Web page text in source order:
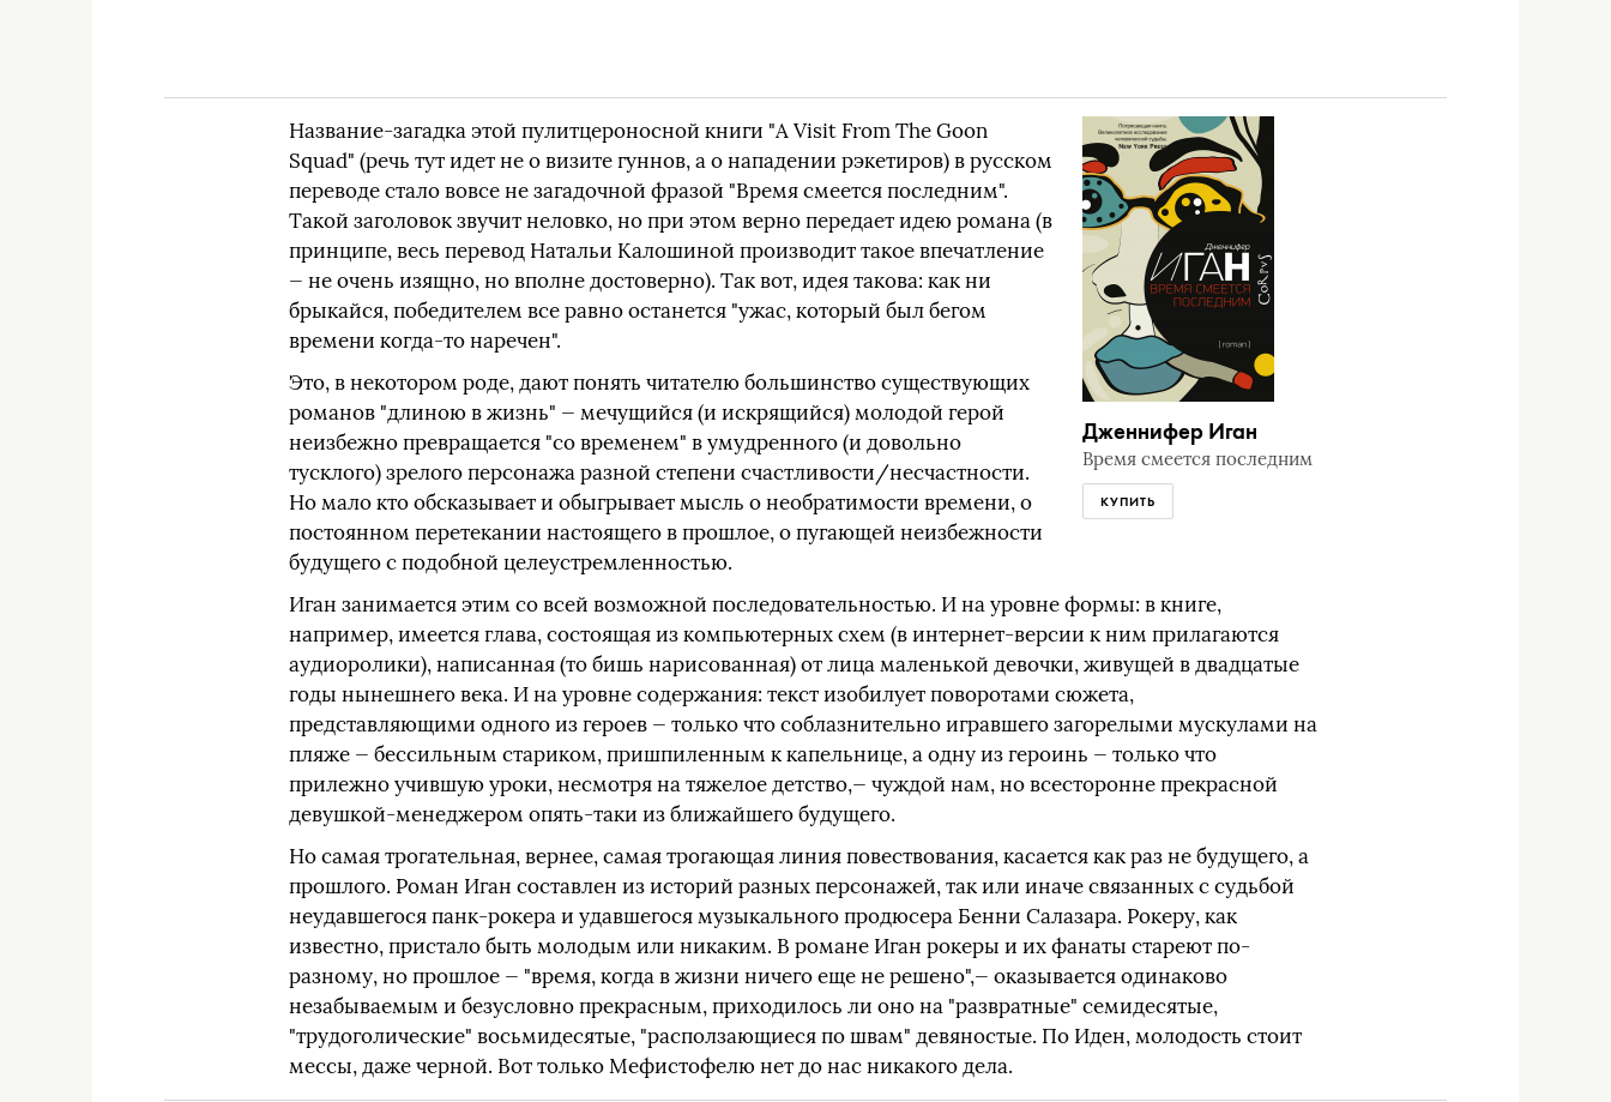
Дженнифер Иган
Время смеется последним
КУПИТЬ
Название-загадка этой пулитцероносной книги "А Visit From The Goon
Squad" (речь тут идет не о визите гуннов, а о нападении рэкетиров) в русском
переводе стало вовсе не загадочной фразой "Время смеется последним".
Такой заголовок звучит неловко, но при этом верно передает идею романа (в
принципе, весь перевод Натальи Калошиной производит такое впечатление
— не очень изящно, но вполне достоверно). Так вот, идея такова: как ни
брыкайся, победителем все равно останется "ужас, который был бегом
времени когда-то наречен".
Это, в некотором роде, дают понять читателю большинство существующих
романов "длиною в жизнь" — мечущийся (и искрящийся) молодой герой
неизбежно превращается "со временем" в умудренного (и довольно
тусклого) зрелого персонажа разной степени счастливости/несчастности.
Но мало кто обсказывает и обыгрывает мысль о необратимости времени, о
постоянном перетекании настоящего в прошлое, о пугающей неизбежности
будущего с подобной целеустремленностью.
Иган занимается этим со всей возможной последовательностью. И на уровне формы: в книге,
например, имеется глава, состоящая из компьютерных схем (в интернет-версии к ним прилагаются
аудиоролики), написанная (то бишь нарисованная) от лица маленькой девочки, живущей в двадцатые
годы нынешнего века. И на уровне содержания: текст изобилует поворотами сюжета,
представляющими одного из героев — только что соблазнительно игравшего загорелыми мускулами на
пляже — бессильным стариком, пришпиленным к капельнице, а одну из героинь — только что
прилежно учившую уроки, несмотря на тяжелое детство,— чуждой нам, но всесторонне прекрасной
девушкой-менеджером опять-таки из ближайшего будущего.
Но самая трогательная, вернее, самая трогающая линия повествования, касается как раз не будущего, а
прошлого. Роман Иган составлен из историй разных персонажей, так или иначе связанных с судьбой
неудавшегося панк-рокера и удавшегося музыкального продюсера Бенни Салазара. Рокеру, как
известно, пристало быть молодым или никаким. В романе Иган рокеры и их фанаты стареют по-
разному, но прошлое — "время, когда в жизни ничего еще не решено",— оказывается одинаково
незабываемым и безусловно прекрасным, приходилось ли оно на "развратные" семидесятые,
"трудоголические" восьмидесятые, "расползающиеся по швам" девяностые. По Иден, молодость стоит
мессы, даже черной. Вот только Мефистофелю нет до нас никакого дела.